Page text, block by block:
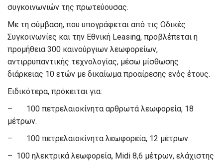
συγκοινωνιών της πρωτεύουσας.
Με τη σύμβαση, που υπογράφεται από τις Οδικές
Συγκοινωνίες και την Εθνική Leasing, προβλέπεται η
προμήθεια 300 καινούργιων λεωφορείων,
αντιρρυπαντικής τεχνολογίας, μέσω μίσθωσης
διάρκειας 10 ετών με δικαίωμα προαίρεσης ενός έτους.
Ειδικότερα, πρόκειται για:
– 100 πετρελαιοκίνητα αρθρωτά λεωφορεία, 18
μέτρων.
– 100 πετρελαιοκίνητα λεωφορεία, 12 μέτρων.
– 100 ηλεκτρικά λεωφορεία, Midi 8,6 μέτρων, ελάχιστης